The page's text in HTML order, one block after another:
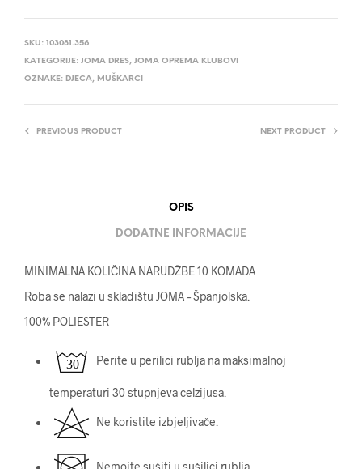
SKU: 103081.356
KATEGORIJE: JOMA DRES, JOMA OPREMA KLUBOVI
OZNAKE: DJECA, MUŠKARCI
PREVIOUS PRODUCT NEXT PRODUCT
OPIS
DODATNE INFORMACIJE
MINIMALNA KOLIČINA NARUDŽBE 10 KOMADA
Roba se nalazi u skladištu JOMA – Španjolska.
100% POLIESTER
Perite u perilici rublja na maksimalnoj
temperaturi 30 stupnjeva celzijusa.
Ne koristite izbjeljivače.